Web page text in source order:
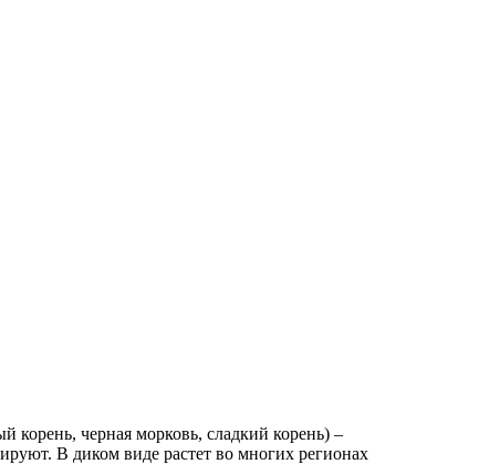
корень, черная морковь, сладкий корень) –
В диком виде растет во многих регионах